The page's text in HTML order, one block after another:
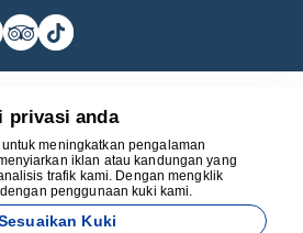
17582
privasi anda
meningkatkan pengalaman
iklan atau kandungan yang
trafik kami. Dengan mengklik
penggunaan kuki kami.
Kuki